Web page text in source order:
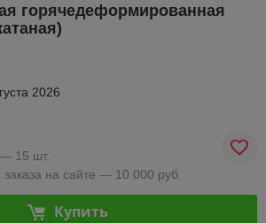
горячедеформированная
2026
15 шт.
на сайте — 10 000 руб.
Купить